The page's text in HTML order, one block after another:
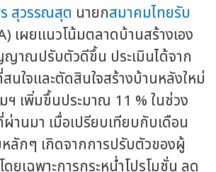
สุวรรณสุต นายกสมาคมไทยรับ
เผยแนวโน้มตลาดบ้านสร้างเอง
าณปรับตัวดีขึ้น ประเมินได้จาก
นใจและตัดสินใจสร้างบ้านหลังใหม่
เพิ่มขึ้นประมาณ 11 % ในช่วง
านมา เมื่อเปรียบเทียบกับเดือน
ลักๆ เกิดจากการปรับตัวของผู้
ดยเฉพาะการกระหน่ำโปรโมชั่น ลด